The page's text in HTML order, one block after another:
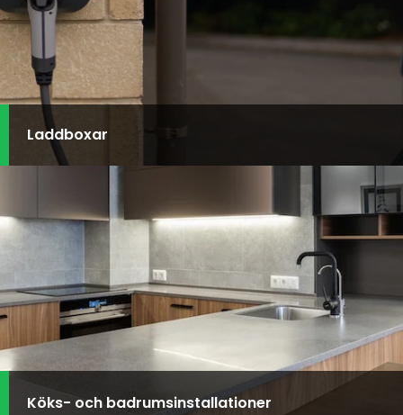
Laddboxar
Köks- och badrumsinstallationer